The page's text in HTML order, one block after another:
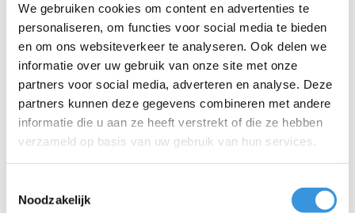
We gebruiken cookies om content en advertenties te
personaliseren, om functies voor social media te bieden
en om ons websiteverkeer te analyseren. Ook delen we
informatie over uw gebruik van onze site met onze
partners voor social media, adverteren en analyse. Deze
partners kunnen deze gegevens combineren met andere
informatie die u aan ze heeft verstrekt of die ze hebben
verzameld op basis van uw gebruik van hun services.
Noodzakelijk
die bovendien allemaal vervangbaar zijn. Ze zijn uitvoerig
getest en voldoen aan de hoogste normen, waardoor Micro
producten jarenlang meegaan. Duurzaam ondernemen
draait niet alleen om het milieu. Micro zet zich volledig in voor
een betere wereld, met aandacht voor mens en milieu,
volgens de ESG-richtlijnen.
Eén belangrijke toevoeging:hoewel deze Micro step avontuur en
plezier biedt, is hij niet bestand tegen de schokken en eisen van
stunten. Veiligheid is onze prioriteit, dus als je geïnteresseerd
stuntsteps te kiezen.